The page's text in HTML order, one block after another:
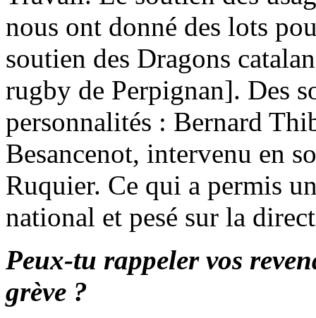
nous ont donné des lots
soutien des Dragons
rugby de Perpignan]. Des
personnalités : Bernard
Besancenot, intervenu en
Ruquier. Ce qui a permis
national et pesé sur la
Peux-tu rappeler vos
grève ?